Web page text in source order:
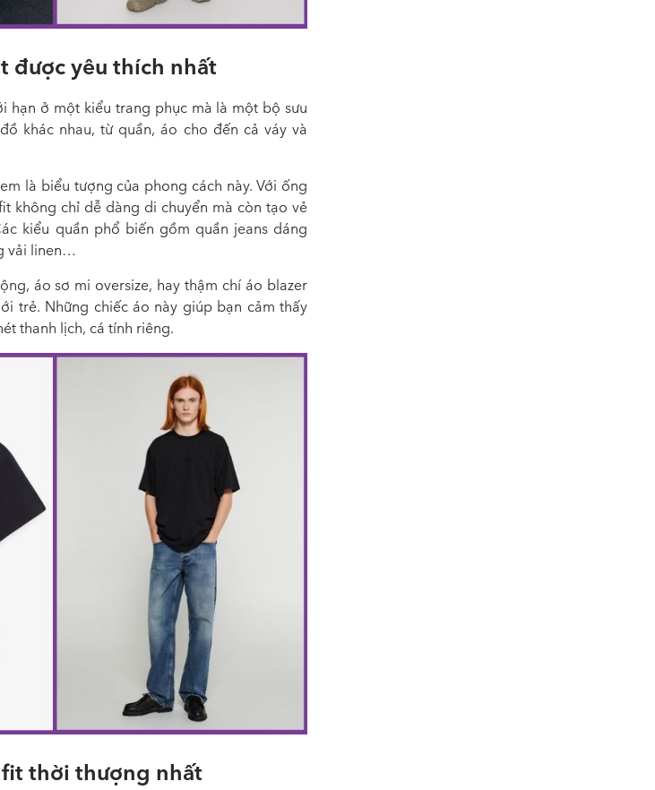
được yêu thích nhất
hạn ở một kiểu trang phục mà là một bộ sưu
khác nhau, từ quần, áo cho đến cả váy và
là biểu tượng của phong cách này. Với ống
không chỉ dễ dàng di chuyển mà còn tạo vẻ
kiểu quần phổ biến gồm quần jeans dáng
vải linen…
áo sơ mi oversize, hay thậm chí áo blazer
trẻ. Những chiếc áo này giúp bạn cảm thấy
thanh lịch, cá tính riêng.
thời thượng nhất